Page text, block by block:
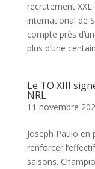
recrutement XXL
international de
compte près
plus d’une
Le TO XIII
NRL
11 novembre
Joseph Paulo en
renforcer
saisons.